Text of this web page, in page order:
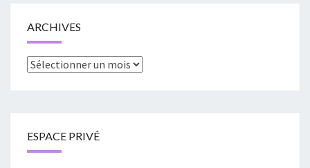
ARCHIVES
Archives
ESPACE PRIVÉ